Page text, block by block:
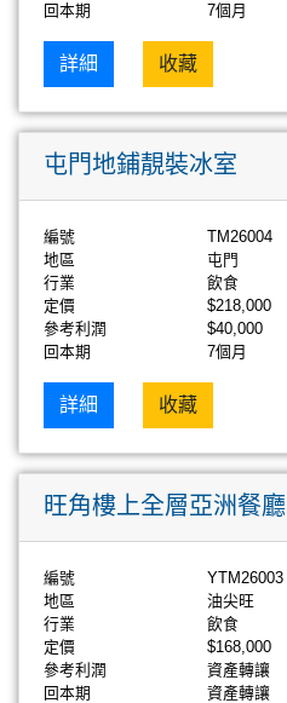
回本期
7個月
詳細 收藏
屯門地鋪靚裝冰室
編號
TM26004
地區
屯門
行業
飲食
定價
$218,000
參考利潤
$40,000
回本期
7個月
詳細 收藏
旺角樓上全層亞洲餐廳
編號
YTM26003
地區
油尖旺
行業
飲食
定價
$168,000
參考利潤
資產轉讓
回本期
資產轉讓